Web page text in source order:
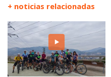
+ noticias relacionadas